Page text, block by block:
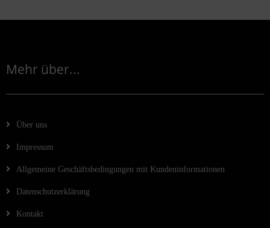
Mehr über...
Über uns
Impressum
Allgemeine Geschäftsbedingungen mit Kundeninformationen
Datenschutzerklärung
Kontakt